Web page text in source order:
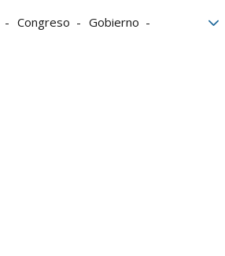
Congreso
Gobierno